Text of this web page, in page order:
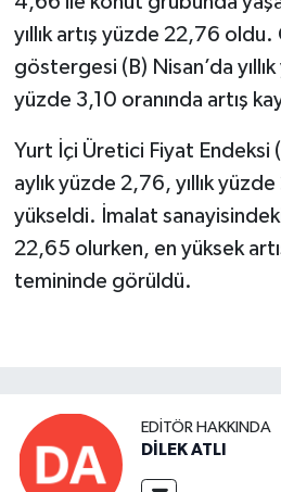
yıllık artış yüzde 22,76 oldu.
göstergesi (B) Nisan’da
yüzde 3,10 oranında artış
Yurt İçi Üretici Fiyat Endeksi
aylık yüzde 2,76, yıllık
yükseldi. İmalat sanayisindeki
22,65 olurken, en yüksek
temininde görüldü.
EDITÖR HAKKINDA
DİLEK ATLI